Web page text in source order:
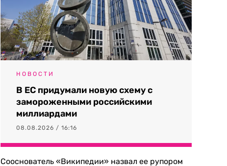
НОВОСТИ
В ЕС придумали новую схему с
замороженными российскими
миллиардами
08.08.2026 / 16:16
Сооснователь «Википедии» назвал ее рупором